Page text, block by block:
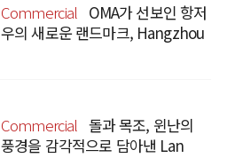
Commercial OMA가 선보인 항저
우의 새로운 랜드마크, Hangzhou
Commercial 돌과 목조, 윈난의
풍경을 감각적으로 담아낸 Lan